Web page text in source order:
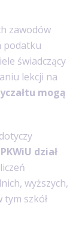
zawodów
podatku
świadczący
lekcji na
mogą
PKWiU dział
wyższych,
szkół